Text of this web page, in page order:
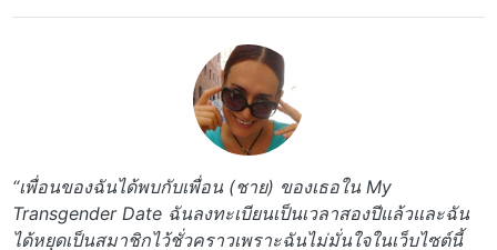
“เพื่อนของฉันได้พบกับเพื่อน (ชาย) ของเธอใน My
Transgender Date ฉันลงทะเบียนเป็นเวลาสองปีแล้วและฉัน
ได้หยุดเป็นสมาชิกไว้ชั่วคราวเพราะฉันไม่มั่นใจในเว็บไซต์นี้